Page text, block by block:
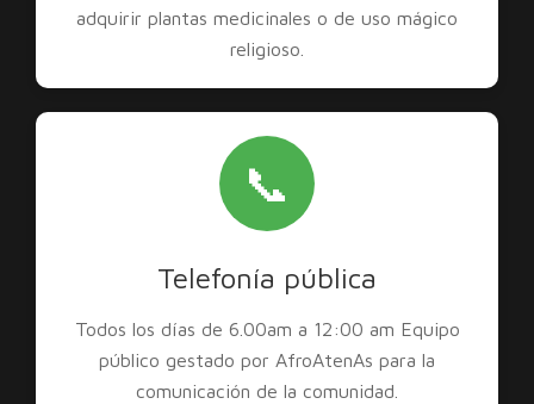
adquirir plantas medicinales o de uso mágico
religioso.
📞
Telefonía pública
Todos los días de 6.00am a 12:00 am Equipo
público gestado por AfroAtenAs para la
comunicación de la comunidad.